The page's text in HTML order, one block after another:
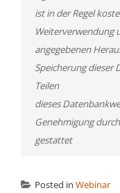
ist in der Regel
Weiterverwendung
angegebenen
Speicherung dieser
Teilen
dieses
Genehmigung
gestattet
Posted in Webinar